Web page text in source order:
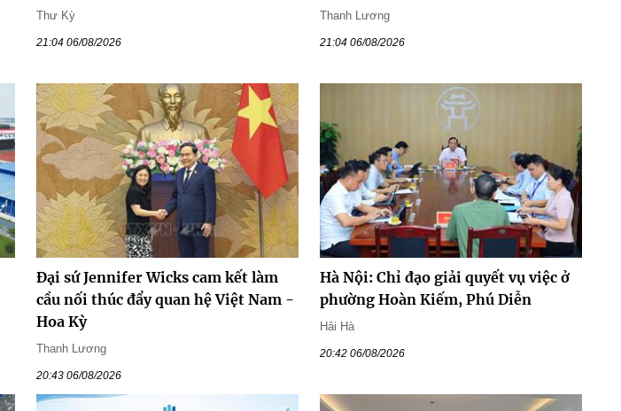
Thư Kỳ
21:04 06/08/2026
Thanh Lương
21:04 06/08/2026
Đại sứ Jennifer Wicks cam kết làm
cầu nối thúc đẩy quan hệ Việt Nam -
Hoa Kỳ
Thanh Lương
20:43 06/08/2026
Hà Nội: Chỉ đạo giải quyết vụ việc ở
phường Hoàn Kiếm, Phú Diễn
Hải Hà
20:42 06/08/2026